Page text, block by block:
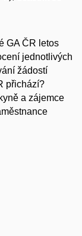
GA ČR letos
jednotlivých
žádostí
přichází?
a zájemce